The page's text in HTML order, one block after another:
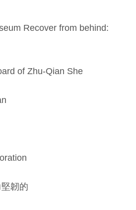
Recover from behind:
of Zhu-Qian She
韌的